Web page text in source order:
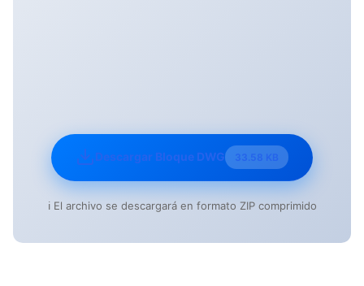
Descargar Bloque DWG 33.58 KB
ℹ️ El archivo se descargará en formato ZIP comprimido